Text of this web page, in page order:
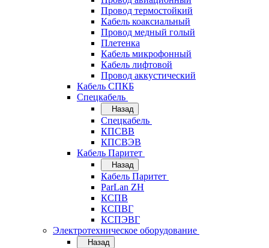
Провод термостойкий
Кабель коаксиальный
Провод медный голый
Плетенка
Кабель микрофонный
Кабель лифтовой
Провод аккустический
Кабель СПКБ
Спецкабель
Назад
Спецкабель
КПСВВ
КПСВЭВ
Кабель Паритет
Назад
Кабель Паритет
ParLan ZH
КСПВ
КСПВГ
КСПЭВГ
Электротехническое оборудование
Назад